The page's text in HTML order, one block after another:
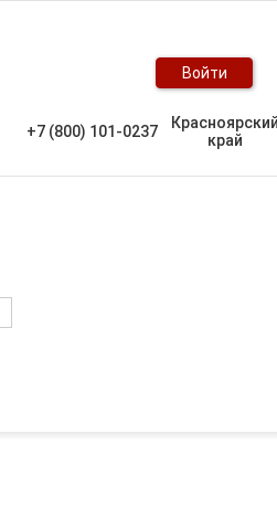
Войти
+7 (800) 101-0237
край